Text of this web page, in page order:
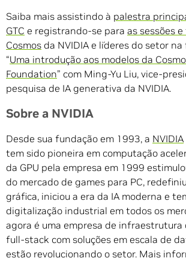
Saiba mais assistindo à palestra
GTC e registrando-se para as sessões
Cosmos da NVIDIA e líderes do setor
“Uma introdução aos modelos da
Foundation” com Ming-Yu Liu, vice-
pesquisa de IA generativa da NVIDIA.
Sobre a NVIDIA
Desde sua fundação em 1993, a NVIDIA
tem sido pioneira em computação
da GPU pela empresa em 1999
do mercado de games para PC,
gráfica, iniciou a era da IA moderna e
digitalização industrial em todos os
agora é uma empresa de infraestrutura
full-stack com soluções em escala de
estão revolucionando o setor. Mais